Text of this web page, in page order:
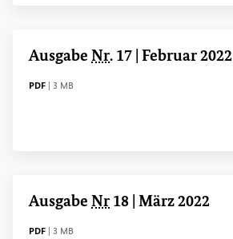
Ausgabe Nr. 17 | Februar 2022
DATEITYP
PDF Dateigröße
3 MB
Ausgabe Nr 18 | März 2022
DATEITYP
PDF Dateigröße
3 MB